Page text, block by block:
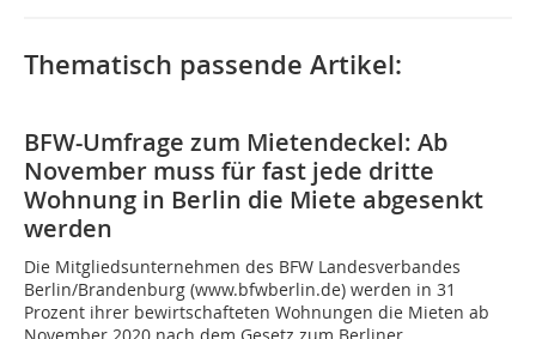
Thematisch passende Artikel:
BFW-Umfrage zum Mietendeckel: Ab
November muss für fast jede dritte
Wohnung in Berlin die Miete abgesenkt
werden
Die Mitgliedsunternehmen des BFW Landesverbandes
Berlin/Brandenburg (www.bfwberlin.de) werden in 31
Prozent ihrer bewirtschafteten Wohnungen die Mieten ab